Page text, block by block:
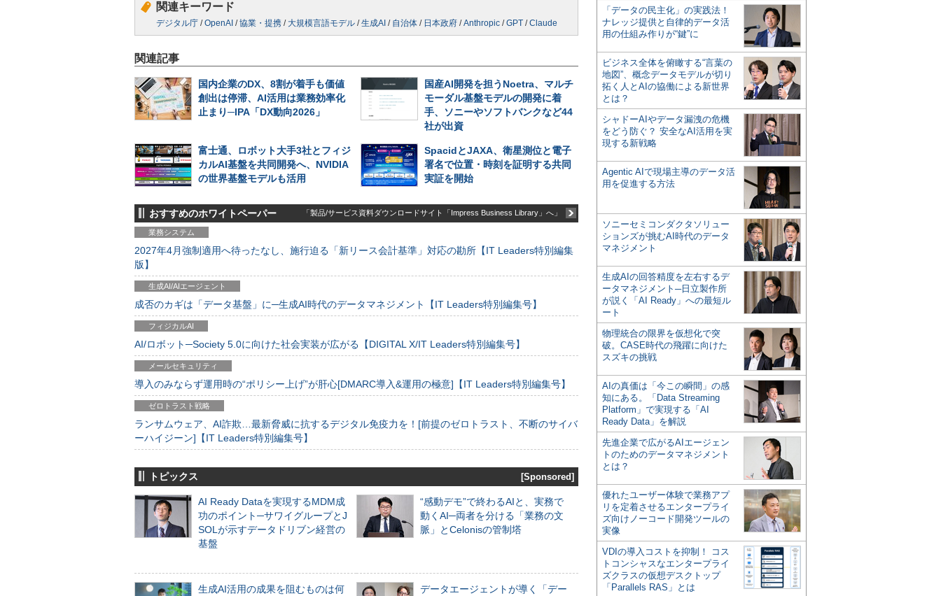
関連キーワード
デジタル庁 /OpenAI /協業・提携 / 大規模言語モデル /生成AI / 自治体 / 日本政府 /Anthropic /GPT /Claude
関連記事
国内企業のDX、8割が着手も価値
創出は停滞、AI活用は業務効率化
止まり─IPA「DX動向2026」
国産AI開発を担うNoetra、マルチ
モーダル基盤モデルの開発に着
手、ソニーやソフトバンクなど44
社が出資
富士通、ロボット大手3社とフィジ
カルAI基盤を共同開発へ、NVIDIA
の世界基盤モデルも活用
SpacidとJAXA、衛星測位と電子
署名で位置・時刻を証明する共同
実証を開始
おすすめのホワイトペーパー 「製品/サービス資料ダウンロードサイト「Impress Business Library」へ」
業務システム
2027年4月強制適用へ待ったなし、施行迫る「新リース会計基準」対応の勘所【IT Leaders特別編集
版】
生成AI/AIエージェント
成否のカギは「データ基盤」に─生成AI時代のデータマネジメント【IT Leaders特別編集号】
フィジカルAI
AI/ロボット─Society 5.0に向けた社会実装が広がる【DIGITAL X/IT Leaders特別編集号】
メールセキュリティ
導入のみならず運用時の“ポリシー上げ”が肝心[DMARC導入&運用の極意]【IT Leaders特別編集号】
ゼロトラスト戦略
ランサムウェア、AI詐欺…最新脅威に抗するデジタル免疫力を！[前提のゼロトラスト、不断のサイバ
ーハイジーン]【IT Leaders特別編集号】
トピックス [Sponsored]
AI Ready Dataを実現するMDM成
功のポイント─サワイグループとJ
SOLが示すデータドリブン経営の
基盤
“感動デモ”で終わるAIと、実務で
動くAI─両者を分ける「業務の文
脈」とCelonisの管制塔
生成AI活用の成果を阻むものは何
データエージェントが導く「デー
「データの民主化」の実践法！
ナレッジ提供と自律的データ活
用の仕組み作りが“鍵”に
ビジネス全体を俯瞰する“言葉の
地図”、概念データモデルが切り
拓く人とAIの協働による新世界
とは？
シャドーAIやデータ漏洩の危機
をどう防ぐ？ 安全なAI活用を実
現する新戦略
Agentic AIで現場主導のデータ活
用を促進する方法
ソニーセミコンダクタソリュー
ションズが挑むAI時代のデータ
マネジメント
生成AIの回答精度を左右するデ
ータマネジメント─日立製作所
が説く「AI Ready」への最短ル
ート
物理統合の限界を仮想化で突
破。CASE時代の飛躍に向けた
スズキの挑戦
AIの真価は「今この瞬間」の感
知にある。「Data Streaming
Platform」で実現する「AI
Ready Data」を解説
先進企業で広がるAIエージェン
トのためのデータマネジメント
とは？
優れたユーザー体験で業務アプ
リを定着させるエンタープライ
ズ向けノーコード開発ツールの
実像
VDIの導入コストを抑制！ コス
トコンシャスなエンタープライ
ズクラスの仮想デスクトップ
「Parallels RAS」とは